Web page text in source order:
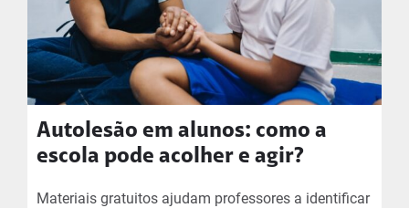
Autolesão em alunos: como a
escola pode acolher e agir?
Materiais gratuitos ajudam professores a identificar